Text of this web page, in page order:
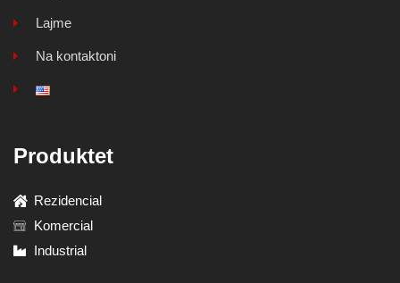
Lajme
Na kontaktoni
Produktet
Rezidencial
Komercial
Industrial